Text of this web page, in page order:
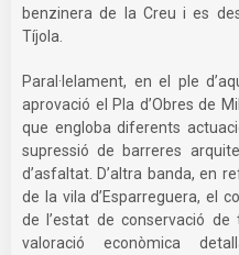
benzinera de la Creu i es
Tíjola.
Paral·lelament, en el ple
aprovació el Pla d’Obres de
que engloba diferents
supressió de barreres
d’asfaltat. D’altra banda, en
de la vila d’Esparreguera, el
de l’estat de conservació
valoració econòmica